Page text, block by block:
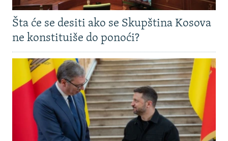
Šta će se desiti ako se Skupština Kosova
ne konstituiše do ponoći?